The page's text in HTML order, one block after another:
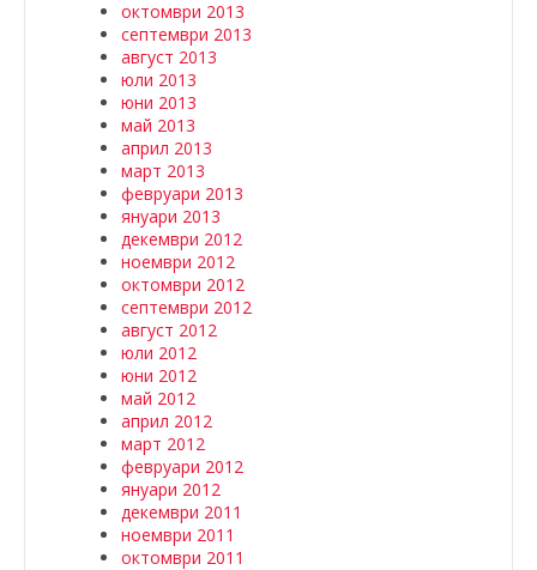
октомври 2013
септември 2013
август 2013
юли 2013
юни 2013
май 2013
април 2013
март 2013
февруари 2013
януари 2013
декември 2012
ноември 2012
октомври 2012
септември 2012
август 2012
юли 2012
юни 2012
май 2012
април 2012
март 2012
февруари 2012
януари 2012
декември 2011
ноември 2011
октомври 2011